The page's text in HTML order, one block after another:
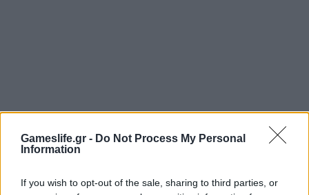
Gameslife.gr - Do Not Process My Personal
Information
If you wish to opt-out of the sale, sharing to third parties, or